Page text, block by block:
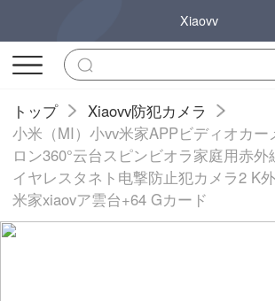
Xiaovv
トップ
Xiaovv防犯カメラ
小米（MI）小vv米家APPビディオカー
ロン360°云台スピンビオラ家庭用赤
イヤレスタネト电撃防止犯カメラ2 K
米家xiaovア雲台+64 Gカード